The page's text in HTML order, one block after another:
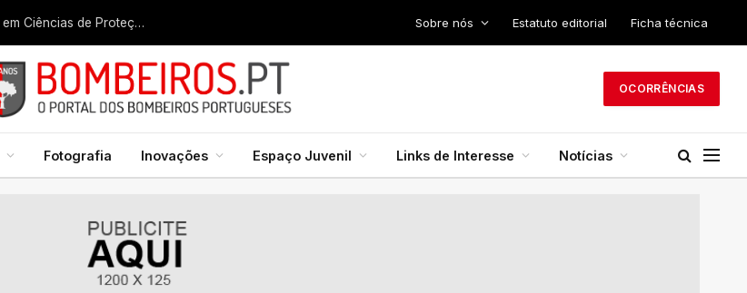
Liga dos Bombeiros quer fazer nascer licenciatura em Ciências de Proteção Civil e Bombeiros Sobre nós Estatuto editorial Ficha técnica
OCORRÊNCIAS
Fotografia Inovações Espaço Juvenil Links de Interesse Notícias